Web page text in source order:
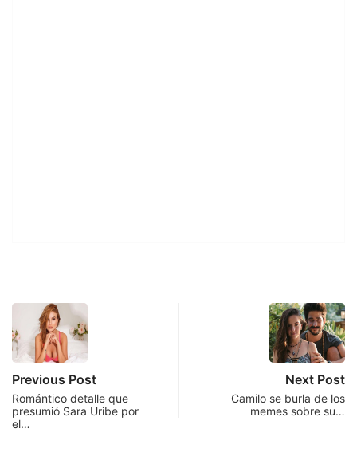
Previous Post
Romántico detalle que
presumió Sara Uribe por
el…
Next Post
Camilo se burla de los
memes sobre su…